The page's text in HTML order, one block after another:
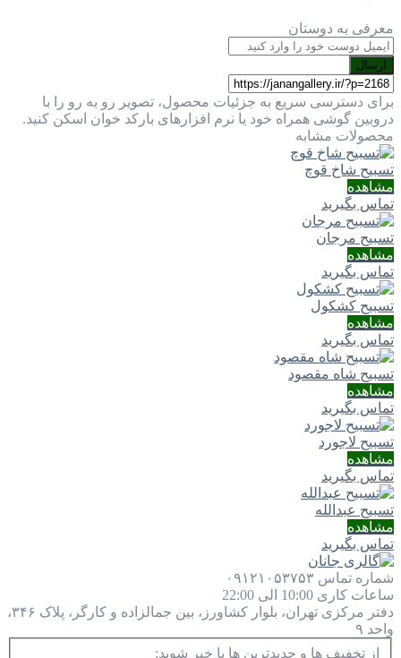
معرفی به دوستان
ارسال
برای دسترسی سریع به جزئیات محصول، تصویر رو به رو را با
دروبین گوشی همراه خود یا نرم افزارهای بارکد خوان اسکن کنید.
محصولات مشابه
تسبیح شاخ قوچ
مشاهده
تماس بگیرید
تسبیح مرجان
مشاهده
تماس بگیرید
تسبیح کشکول
مشاهده
تماس بگیرید
تسبیح شاه مقصود
مشاهده
تماس بگیرید
تسبیح لاجورد
مشاهده
تماس بگیرید
تسبیح عبدالله
مشاهده
تماس بگیرید
شماره تماس ۰۹۱۲۱۰۵۳۷۵۳
ساعات کاری 10:00 الی 22:00
دفتر مرکزی
تهران، بلوار کشاورز، بین جمالزاده و کارگر، پلاک ۳۴۶،
واحد ۹
از تخفیف ها و جدیدترین ها با خبر شوید: